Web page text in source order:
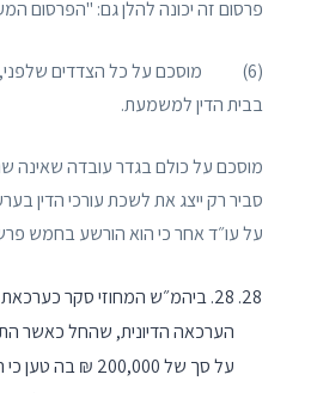
פרסום זה יכונה להלן גם: "הפרסום
(6) מוסכם על כל הצדדים שלפני,
בבית הדין למשמעת.
מוסכם על כולם בגדר עובדה שאינה
סביר רק ייצג את לשכת עורכי הדין
על עו״ד אחר כי הוא הורשע בחמש
28. ביהמ״ש המחוזי סקר
הערכאה הדיונית, שהחל כאשר
על סך של 200,000